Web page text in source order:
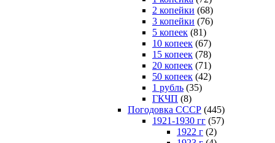
2 копейки (68)
3 копейки (76)
5 копеек (81)
10 копеек (67)
15 копеек (78)
20 копеек (71)
50 копеек (42)
1 рубль (35)
ГКЧП (8)
Погодовка СССР (445)
1921-1930 гг (57)
1922 г (2)